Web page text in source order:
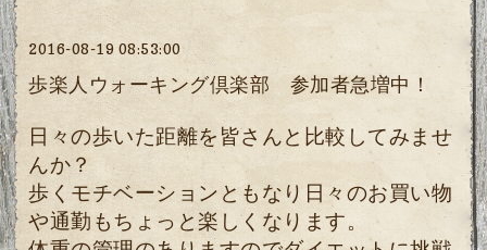
2016-08-19 08:53:00
歩楽人ウォーキング倶楽部 参加者急増中！
日々の歩いた距離を皆さんと比較してみませ
んか？
歩くモチベーションともなり日々のお買い物
や通勤もちょっと楽しくなります。